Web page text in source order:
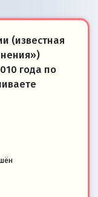
(известная
года по